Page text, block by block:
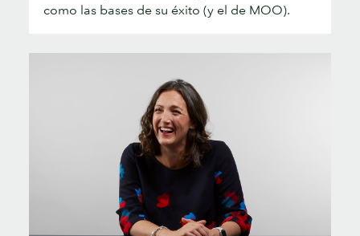
como las bases de su éxito (y el de MOO).